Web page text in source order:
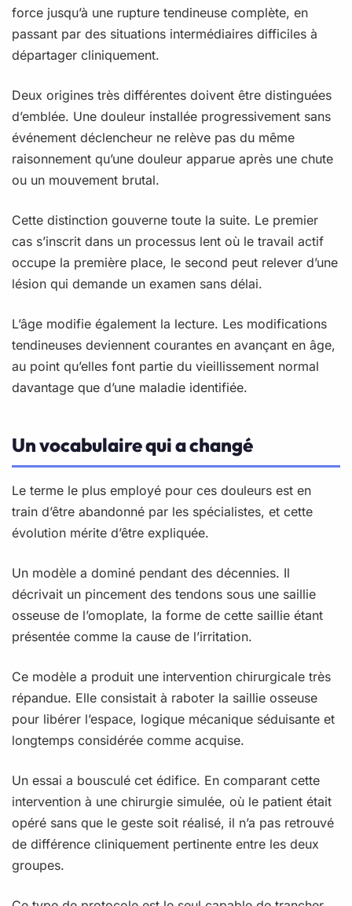
force jusqu’à une rupture tendineuse complète, en
passant par des situations intermédiaires difficiles à
départager cliniquement.
Deux origines très différentes doivent être distinguées
d’emblée. Une douleur installée progressivement sans
événement déclencheur ne relève pas du même
raisonnement qu’une douleur apparue après une chute
ou un mouvement brutal.
Cette distinction gouverne toute la suite. Le premier
cas s’inscrit dans un processus lent où le travail actif
occupe la première place, le second peut relever d’une
lésion qui demande un examen sans délai.
L’âge modifie également la lecture. Les modifications
tendineuses deviennent courantes en avançant en âge,
au point qu’elles font partie du vieillissement normal
davantage que d’une maladie identifiée.
Un vocabulaire qui a changé
Le terme le plus employé pour ces douleurs est en
train d’être abandonné par les spécialistes, et cette
évolution mérite d’être expliquée.
Un modèle a dominé pendant des décennies. Il
décrivait un pincement des tendons sous une saillie
osseuse de l’omoplate, la forme de cette saillie étant
présentée comme la cause de l’irritation.
Ce modèle a produit une intervention chirurgicale très
répandue. Elle consistait à raboter la saillie osseuse
pour libérer l’espace, logique mécanique séduisante et
longtemps considérée comme acquise.
Un essai a bousculé cet édifice. En comparant cette
intervention à une chirurgie simulée, où le patient était
opéré sans que le geste soit réalisé, il n’a pas retrouvé
de différence cliniquement pertinente entre les deux
groupes.